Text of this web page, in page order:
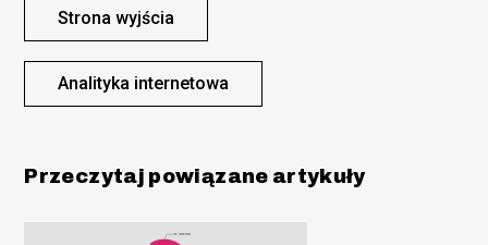
Strona wyjścia
Analityka internetowa
Przeczytaj powiązane artykuły